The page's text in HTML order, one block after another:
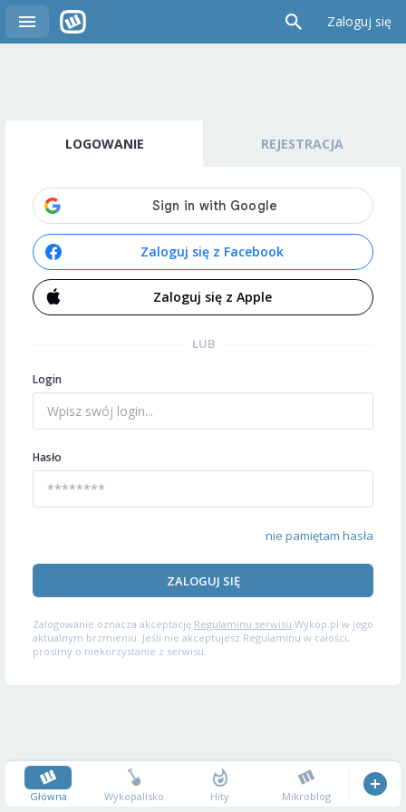
Zaloguj się
LOGOWANIE REJESTRACJA
Zaloguj się z Facebook
Zaloguj się z Apple
LUB
Login
Hasło
nie pamiętam hasła
ZALOGUJ SIĘ
Zalogowanie oznacza akceptację Regulaminu serwisu Wykop.pl w jego
aktualnym brzmieniu. Jeśli nie akceptujesz Regulaminu w całości,
prosimy o niekorzystanie z serwisu.
Główna Wykopalisko Hity Mikroblog